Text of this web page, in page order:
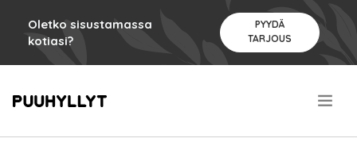
Oletko sisustamassa
kotiasi?
PYYDÄ
TARJOUS